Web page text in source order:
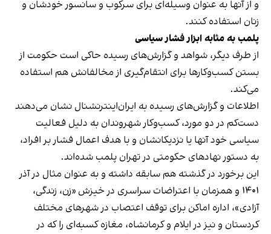
و از آنها به عنوان وسیله‌ای برای سرکوب و سانسور خودشان و
زنان استفاده کنند.
پلمب به مثابه ابزار فشار سیاسی
از طرف دیگر، شواهد و گزارش‌های رسیده حاکی است حکومت از
بستن کسب‌وکارها برای انتقام‌گیری از مخالفانش هم استفاده
می‌کند.
اطلاعات و گزارش‌های رسیده به ایران‌اینترنشنال نشان می‌دهند
دست‌کم در دو مورد، کسب‌وکار شهروندان به دلیل فعالیت
سیاسی خود آنها یا نزدیکانشان و با هدف اعمال فشار بر افراد،
به دستور نهادهای حکومتی در تهران پلمب شده‌اند.
این برخورد در گذشته هم سابقه داشته و به عنوان مثال در آذر
۱۴۰۱ و همزمان با اعتراضات سراسری در خیزش «زن، زندگی،
آزادی»، اداره اماکن برای توقف اعتصاب در شهرهای مختلف
کردستان و نیز در ایلام و کرمانشاه، مغازه کسبه‌ای را که در